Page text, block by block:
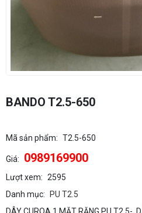
BANDO T2.5-650
Mã sản phẩm: T2.5-650
Giá: 0989169900
Lượt xem: 2595
Danh mục:
PU T2.5